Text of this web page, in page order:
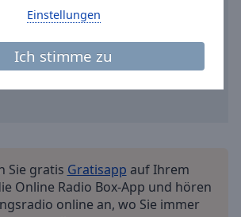
Ich stimme zu
Einstellungen
Sie gratis Gratisapp auf Ihrem
Online Radio Box-App und hören
online an, wo Sie immer